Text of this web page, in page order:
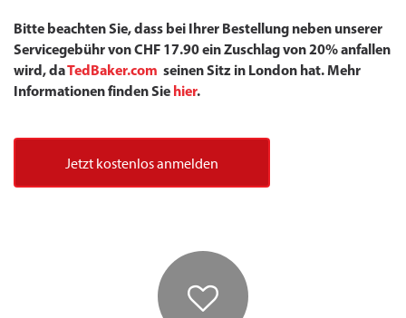
Bitte beachten Sie, dass bei Ihrer Bestellung neben unserer
Servicegebühr von CHF 17.90 ein Zuschlag von 20% anfallen
wird, daTedBaker.com seinen Sitz in London hat. Mehr
Informationen finden Sie hier.
Jetzt kostenlos anmelden